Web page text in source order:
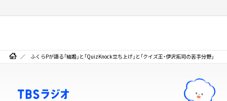
ふくらPが語る「結婚」と「QuizKnock立ち上げ」と「クイズ王・伊沢拓司の苦手分野」